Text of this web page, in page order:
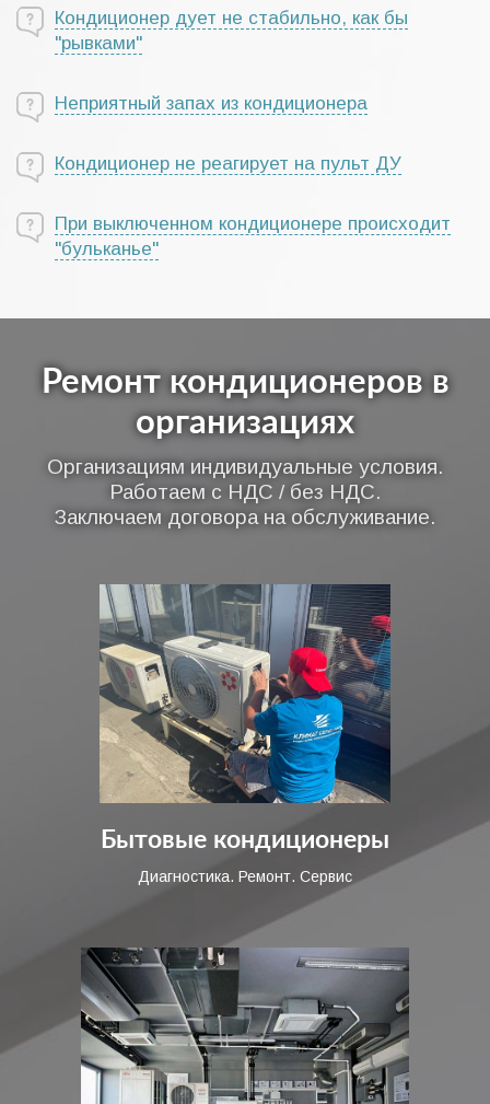
Кондиционер дует не стабильно, как бы
"рывками"
Неприятный запах из кондиционера
Кондиционер не реагирует на пульт ДУ
При выключенном кондиционере происходит
"бульканье"
Ремонт кондиционеров в
организациях
Организациям индивидуальные условия.
Работаем с НДС / без НДС.
Заключаем договора на обслуживание.
Бытовые кондиционеры
Диагностика. Ремонт. Сервис